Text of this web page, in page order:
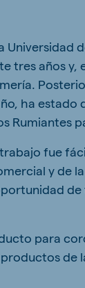
Universidad
años y,
ha estado
Rumiantes
fue
y de
de
para
de